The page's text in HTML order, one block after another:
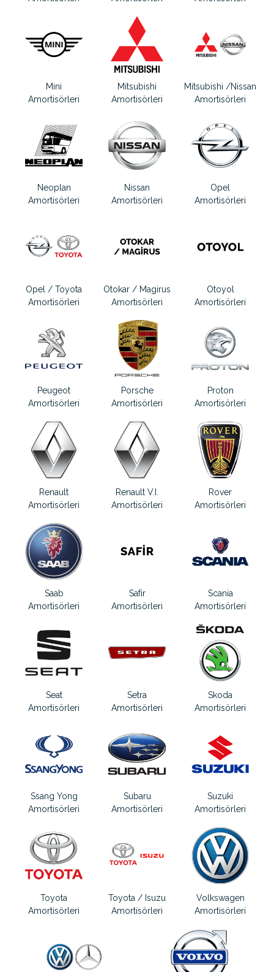
Mini
Amortisörleri
Mitsubishi
Amortisörleri
Mitsubishi /Nissan
Amortisörleri
Neoplan
Amortisörleri
Nissan
Amortisörleri
Opel
Amortisörleri
Opel / Toyota
Amortisörleri
Otokar / Magirus
Amortisörleri
Otoyol
Amortisörleri
Peugeot
Amortisörleri
Porsche
Amortisörleri
Proton
Amortisörleri
Renault
Amortisörleri
Renault V.I.
Amortisörleri
Rover
Amortisörleri
Saab
Amortisörleri
Safir
Amortisörleri
Scania
Amortisörleri
Seat
Amortisörleri
Setra
Amortisörleri
Skoda
Amortisörleri
Ssang Yong
Amortisörleri
Subaru
Amortisörleri
Suzuki
Amortisörleri
Toyota
Amortisörleri
Toyota / Isuzu
Amortisörleri
Volkswagen
Amortisörleri